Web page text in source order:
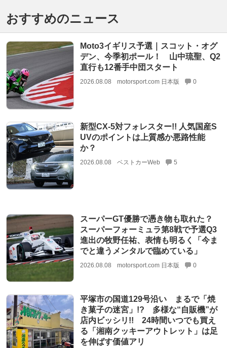
おすすめのニュース
Moto3イギリス予選｜スコット・オグ
デン、今季初ポール！ 山中琉聖、Q2
直行も12番手中団スタート
2026.08.08 motorsport.com 日本版 0
新型CX-5対フォレスター!! 人気国産S
UVのポイントは上質感か悪路性能
か？
2026.08.08 ベストカーWeb 5
スーパーGT優勝で憑き物も取れた？
スーパーフォーミュラ第8戦で予選Q3
進出の牧野任祐、表情も明るく「今ま
でと違うメンタルで臨めている」
2026.08.08 motorsport.com 日本版 0
平塚市の国道129号沿い まるで「焼
き菓子の迷宮」!? 多様な“自販機”が
店内ビッシリ!! 24時間いつでも買え
る「湘南クッキーアウトレット」は足
を伸ばす価値アリ